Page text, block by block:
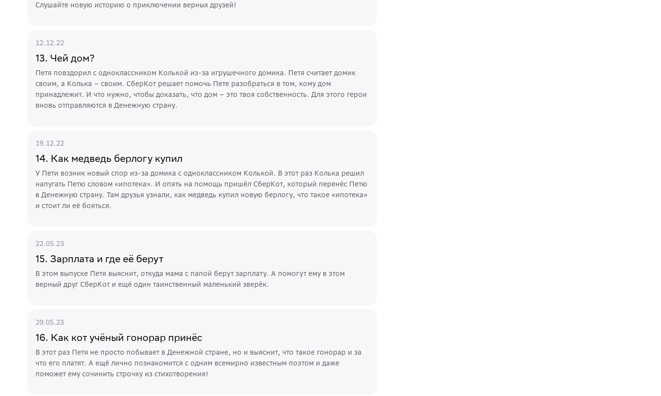
Слушайте новую историю о приключении верных друзей!
12.12.22
13. Чей дом?
Петя повздорил с одноклассником Колькой из-за игрушечного домика. Петя считает домик
своим, а Колька – своим. СберКот решает помочь Пете разобраться в том, кому дом
принадлежит. И что нужно, чтобы доказать, что дом – это твоя собственность. Для этого герои
вновь отправляются в Денежную страну.
19.12.22
14. Как медведь берлогу купил
У Пети возник новый спор из-за домика с одноклассником Колькой. В этот раз Колька решил
напугать Петю словом «ипотека». И опять на помощь пришёл СберКот, который перенёс Петю
в Денежную страну. Там друзья узнали, как медведь купил новую берлогу, что такое «ипотека»
и стоит ли её бояться.
22.05.23
15. Зарплата и где её берут
В этом выпуске Петя выяснит, откуда мама с папой берут зарплату. А помогут ему в этом
верный друг СберКот и ещё один таинственный маленький зверёк.
29.05.23
16. Как кот учёный гонорар принёс
В этот раз Петя не просто побывает в Денежной стране, но и выяснит, что такое гонорар и за
что его платят. А ещё лично познакомится с одним всемирно известным поэтом и даже
поможет ему сочинить строчку из стихотворения!